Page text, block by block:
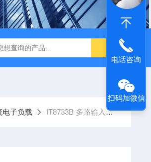
固纬 GSP-730 频谱分析仪 艾睿光电
电子负载 IT8733B 多路输入可编程直流电子负载
电话咨询
扫码加微信